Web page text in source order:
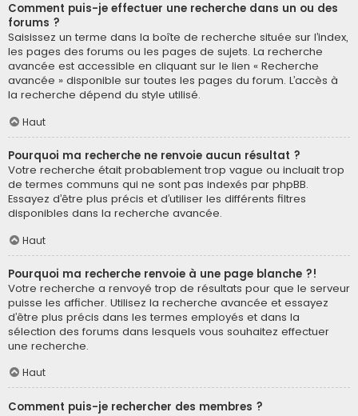
Comment puis-je effectuer une recherche dans un ou des
forums ?
Saisissez un terme dans la boîte de recherche située sur l’index,
les pages des forums ou les pages de sujets. La recherche
avancée est accessible en cliquant sur le lien « Recherche
avancée » disponible sur toutes les pages du forum. L’accès à
la recherche dépend du style utilisé.
Haut
Pourquoi ma recherche ne renvoie aucun résultat ?
Votre recherche était probablement trop vague ou incluait trop
de termes communs qui ne sont pas indexés par phpBB.
Essayez d’être plus précis et d’utiliser les différents filtres
disponibles dans la recherche avancée.
Haut
Pourquoi ma recherche renvoie à une page blanche ?!
Votre recherche a renvoyé trop de résultats pour que le serveur
puisse les afficher. Utilisez la recherche avancée et essayez
d’être plus précis dans les termes employés et dans la
sélection des forums dans lesquels vous souhaitez effectuer
une recherche.
Haut
Comment puis-je rechercher des membres ?